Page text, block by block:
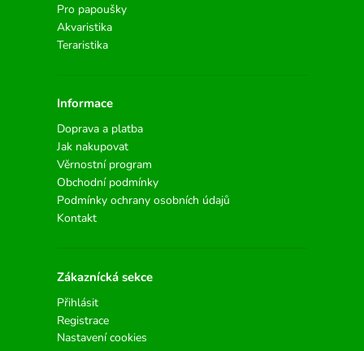
Pro papoušky
Akvaristika
Teraristika
Informace
Doprava a platba
Jak nakupovat
Věrnostní program
Obchodní podmínky
Podmínky ochrany osobních údajů
Kontakt
Zákaznícká sekce
Přihlásit
Registrace
Nastavení cookies